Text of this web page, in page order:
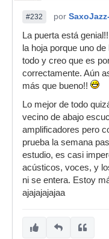
#232 por
La puerta está
la hoja porque uno
todo y creo que es
correctamente. Aún
más que bueno!!
Lo mejor de todo
vecino de abajo
amplificadores pero
prueba la semana
estudio, es casi
acústicos, voces, y
ni se entera. Estoy
ajajajajajaa